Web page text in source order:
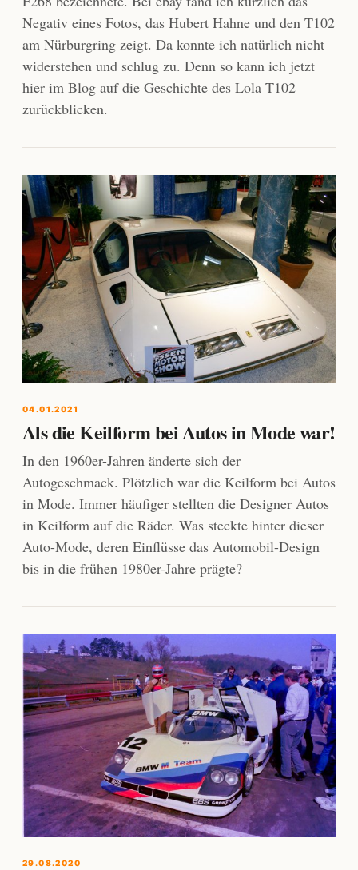
Negativ eines Fotos, das Hubert Hahne und den T102
am Nürburgring zeigt. Da konnte ich natürlich nicht
widerstehen und schlug zu. Denn so kann ich jetzt
hier im Blog auf die Geschichte des Lola T102
zurückblicken.
04.01.2021
Als die Keilform bei Autos in Mode war!
In den 1960er-Jahren änderte sich der
Autogeschmack. Plötzlich war die Keilform bei Autos
in Mode. Immer häufiger stellten die Designer Autos
in Keilform auf die Räder. Was steckte hinter dieser
Auto-Mode, deren Einflüsse das Automobil-Design
bis in die frühen 1980er-Jahre prägte?
29.08.2020